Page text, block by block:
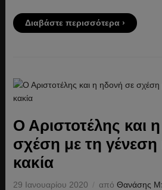
Διαβάστε περισσότερα ›
Ο Αριστοτέλης και
σχέση με τη γένεση
κακία
29 Ιανουαρίου 2020 από Θανάσης